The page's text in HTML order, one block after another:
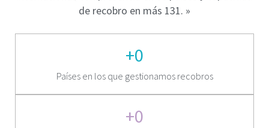
de recobro en más 131. »
Países en los que gestionamos recobros
+0
+0